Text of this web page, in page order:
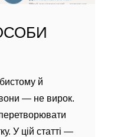
й
— не вирок.
У цій статті —